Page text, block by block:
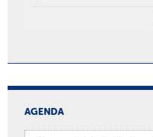
AGENDA